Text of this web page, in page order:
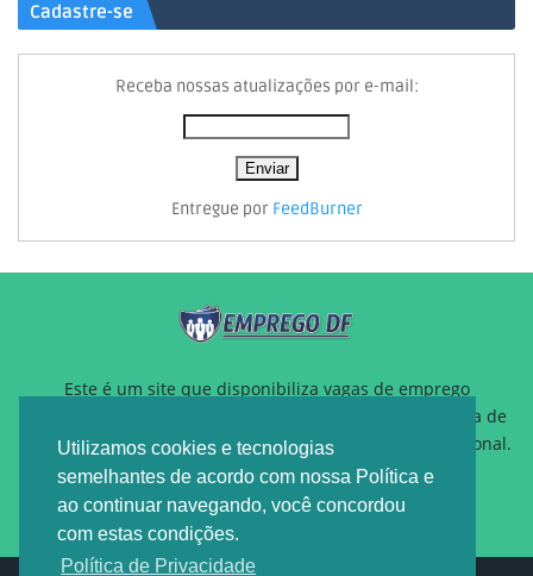
Utilizamos cookies e tecnologias
semelhantes de acordo com nossa Política e
ao continuar navegando, você concordou
com estas condições.
Política de Privacidade
Cadastre-se
Receba nossas atualizações por e-mail:
Entregue por FeedBurner
Este é um site que disponibiliza vagas de emprego
gratuitamente para auxiliar pessoas que estão a procura de
um novo emprego ou querem reposicionamento profissional.